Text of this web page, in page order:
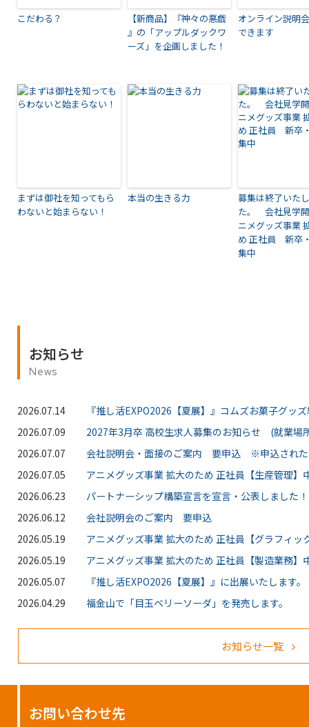
こだわる？
【新商品】『神々の悪戯
』の「アップルダックワ
ーズ」を企画しました！
オンライン説明
できます
まずは御社を知ってもら
わないと始まらない！
本当の生きる力
募集は終了いた
た。 会社見学
ニメグッズ事業
め 正社員 新卒
集中
お知らせ
News
2026.07.14
『推し活EXPO2026【夏展】』コムズお菓子グッ
2026.07.09
2027年3月卒 高校生求人募集のお知らせ (就業場
2026.07.07
会社説明会・面接のご案内 要申込 ※申込された
2026.07.05
アニメグッズ事業 拡大のため 正社員【生産管理】
2026.06.23
パートナーシップ構築宣言を宣言・公表しました！
2026.06.12
会社説明会のご案内 要申込
2026.05.19
アニメグッズ事業 拡大のため 正社員【グラフィッ
2026.05.19
アニメグッズ事業 拡大のため 正社員【製造業務】
2026.05.07
『推し活EXPO2026【夏展】』に出展いたします。
2026.04.29
福金山で「目玉ベリーソーダ」を発売します。
お知らせ一覧
お問い合わせ先